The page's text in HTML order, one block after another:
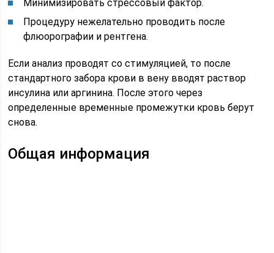
Минимизировать стрессовый фактор.
Процедуру нежелательно проводить после
флюорографии и рентгена.
Если анализ проводят со стимуляцией, то после
стандартного забора крови в вену вводят раствор
инсулина или аргинина. После этого через
определенные временные промежутки кровь берут
снова.
Общая информация